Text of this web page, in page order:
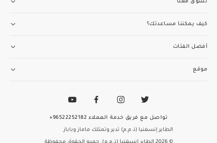
تسوق معنا
كيف يمكننا مساعدتك؟
أفضل الفئات
موقع
الطاير إنسغنيا (ذ.م.م) تدير وتمتلك ماماز وباباز
تواصل مع فريق خدمة العملاء 96522252182+